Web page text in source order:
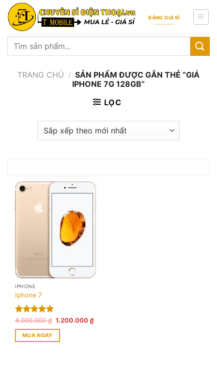
Skip
content
BẢNG GIÁ SỈ
Tìm
TRANG CHỦ / SẢN PHẨM ĐƯỢC GẮN THẺ “GIÁ
IPHONE 7G 128GB”
LỌC
IPHONE
Iphone 7
Được xếp
hạng5.00
5 sao
4.000.000₫ Giá
là:
1.200.000₫Giá
hiện
MUA NGAY